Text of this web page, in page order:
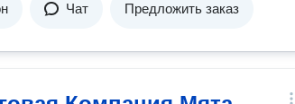
Чат Предложить заказ